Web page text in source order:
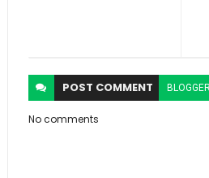
POST COMMENT
No comments